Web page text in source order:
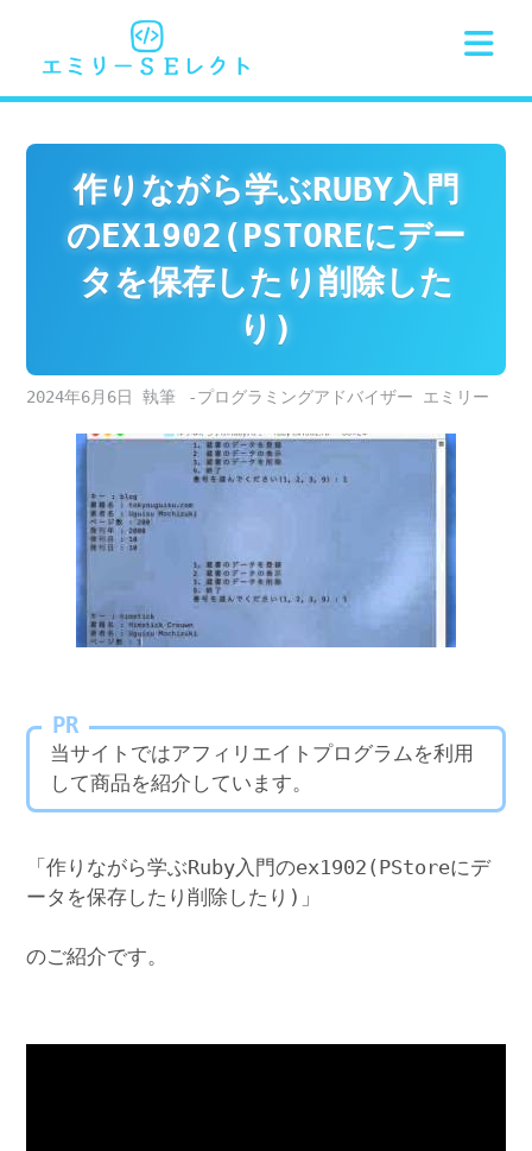
content
作りながら学ぶRUBY入門
のEX1902(PSTOREにデー
タを保存したり削除した
り)
2024年6月6日 -プログラミングアドバイザー エミリー
PR
当サイトではアフィリエイトプログラムを利用
して商品を紹介しています。
「作りながら学ぶRuby入門のex1902(PStoreにデ
ータを保存したり削除したり)」
のご紹介です。